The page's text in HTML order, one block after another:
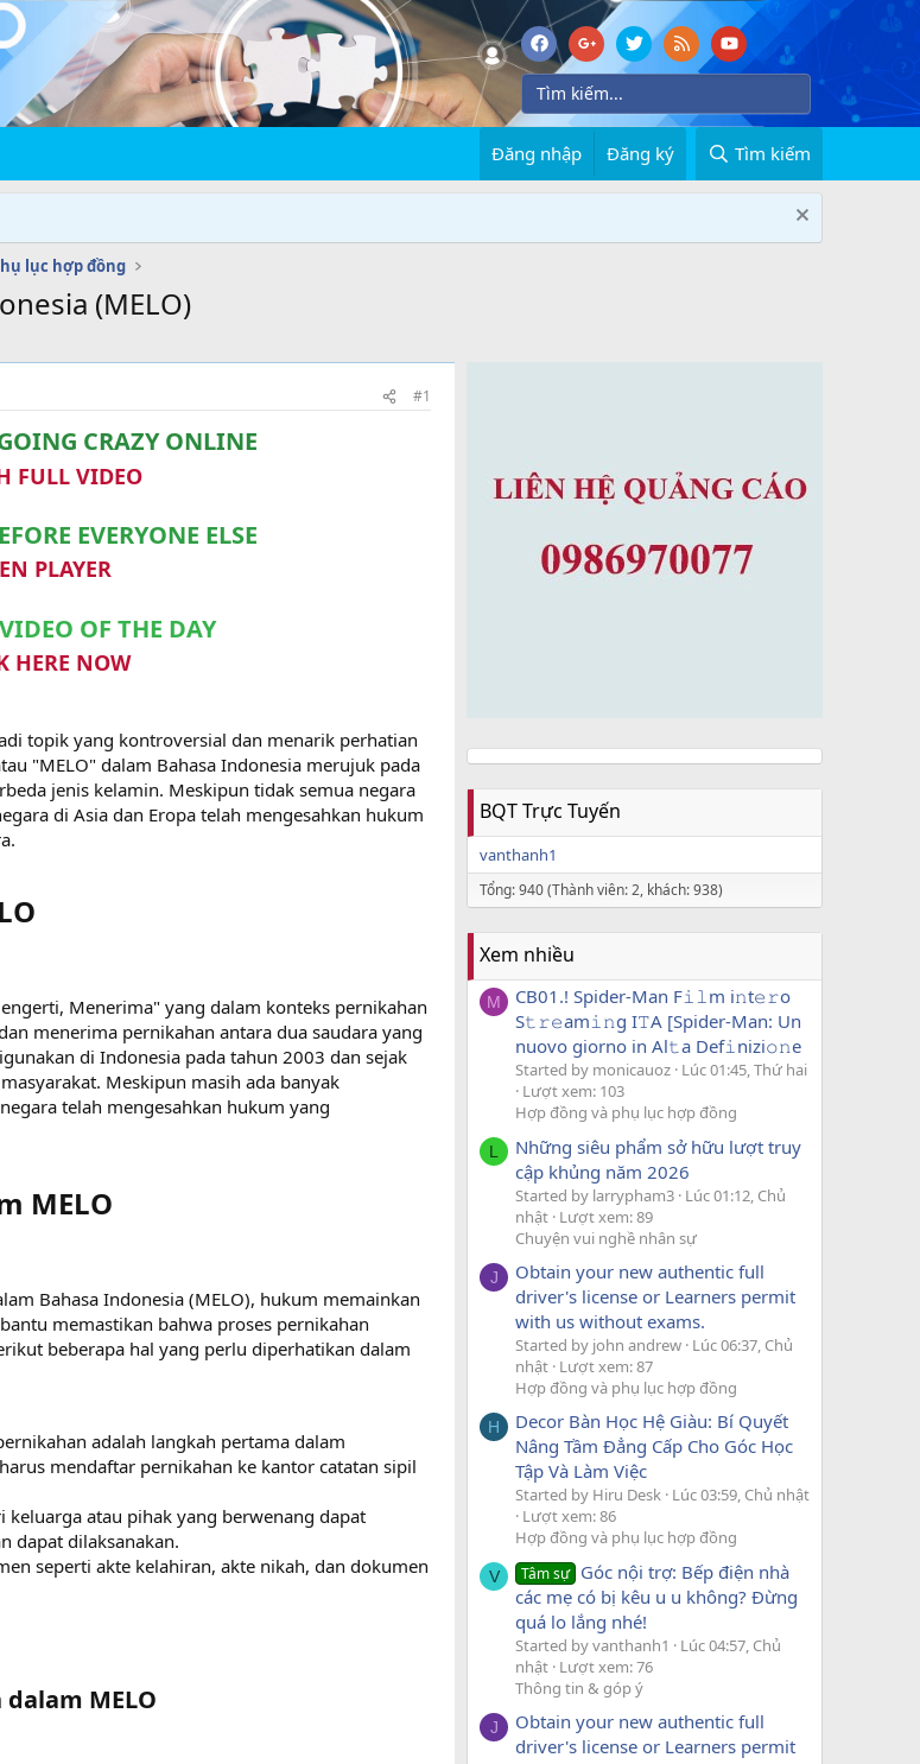
Đăng nhập Đăng ký Tìm kiếm
lục hợp đồng
(MELO)
#1
CRAZY ONLINE
FULL VIDEO
EVERYONE ELSE
PLAYER
OF THE DAY
HERE NOW
topik yang kontroversial dan menarik perhatian
"MELO" dalam Bahasa Indonesia merujuk pada
jenis kelamin. Meskipun tidak semua negara
di Asia dan Eropa telah mengesahkan hukum
Menerima" yang dalam konteks pernikahan
menerima pernikahan antara dua saudara yang
di Indonesia pada tahun 2003 dan sejak
Meskipun masih ada banyak
telah mengesahkan hukum yang
MELO​
Bahasa Indonesia (MELO), hukum memainkan
memastikan bahwa proses pernikahan
beberapa hal yang perlu diperhatikan dalam
adalah langkah pertama dalam
mendaftar pernikahan ke kantor catatan sipil
keluarga atau pihak yang berwenang dapat
dapat dilaksanakan.
seperti akte kelahiran, akte nikah, dan dokumen
MELO​
BQT Trực Tuyến
vanthanh1
Tổng: 940 (Thành viên: 2, khách: 938)
Xem nhiều
M
CB01.! Spider-Man F𝚒𝚕m i𝚗t𝚎𝚛o
S𝚝𝚛𝚎am𝚒𝚗g I𝚃A [Spider-Man: Un
nuovo giorno in Al𝚝a Def𝚒nizi𝚘𝚗e
Started by monicauoz Lúc 01:45, Thứ hai
Lượt xem: 103
Hợp đồng và phụ lục hợp đồng
L
Những siêu phẩm sở hữu lượt truy
cập khủng năm 2026
Started by larrypham3 Lúc 01:12, Chủ
nhật Lượt xem: 89
Chuyện vui nghề nhân sự
J
Obtain your new authentic full
driver's license or Learners permit
with us without exams.
Started by john andrew Lúc 06:37, Chủ
nhật Lượt xem: 87
Hợp đồng và phụ lục hợp đồng
H
Decor Bàn Học Hệ Giàu: Bí Quyết
Nâng Tầm Đẳng Cấp Cho Góc Học
Tập Và Làm Việc
Started by Hiru Desk Lúc 03:59, Chủ nhật
Lượt xem: 86
Hợp đồng và phụ lục hợp đồng
V Tâm sự Góc nội trợ: Bếp điện nhà
các mẹ có bị kêu u u không? Đừng
quá lo lắng nhé!
Started by vanthanh1
Lúc 04:57, Chủ
nhật Lượt xem: 76
Thông tin & góp ý
J
Obtain your new authentic full
driver's license or Learners permit